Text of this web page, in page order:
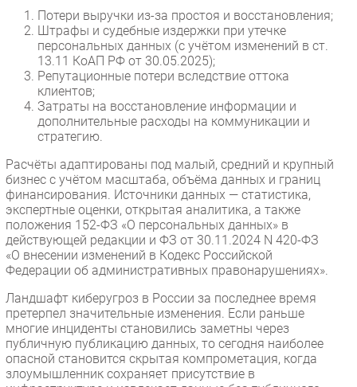
Каталог компаний
Потери выручки из-за простоя и восстановления;
Штрафы и судебные издержки при утечке
персональных данных (с учётом изменений в ст.
13.11 КоАП РФ от 30.05.2025);
Репутационные потери вследствие оттока
клиентов;
Затраты на восстановление информации и
дополнительные расходы на коммуникации и
стратегию.
Расчёты адаптированы под малый, средний и крупный
бизнес с учётом масштаба, объёма данных и границ
финансирования. Источники данных — статистика,
экспертные оценки, открытая аналитика, а также
положения 152-ФЗ «О персональных данных» в
действующей редакции и ФЗ от 30.11.2024 N 420-ФЗ
«О внесении изменений в Кодекс Российской
Федерации об административных правонарушениях».
Ландшафт киберугроз в России за последнее время
претерпел значительные изменения. Если раньше
многие инциденты становились заметны через
публичную публикацию данных, то сегодня наиболее
опасной становится скрытая компрометация, когда
злоумышленник сохраняет присутствие в